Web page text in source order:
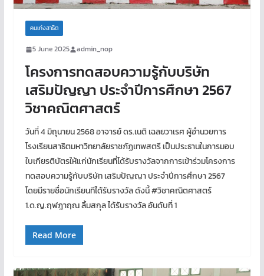
คนเก่งสาธิต
5 June 2025 admin_nop
โครงการทดสอบความรู้กับบริษัท
เสริมปัญญา ประจำปีการศึกษา 2567
วิชาคณิตศาสตร์
วันที่ 4 มิถุนายน 2568 อาจารย์ ดร.เนติ เฉลยวาเรศ ผู้อำนวยการ
โรงเรียนสาธิตมหาวิทยาลัยราชภัฏเทพสตรี เป็นประธานในการมอบ
ใบเกียรติบัตรให้แก่นักเรียนที่ได้รับรางวัลจากการเข้าร่วมโครงการ
ทดสอบความรู้กับบริษัท เสริมปัญญา ประจำปีการศึกษา 2567
โดยมีรายชื่อนักเรียนทีได้รับรางวัล ดังนี้ #วิชาคณิตศาสตร์
1.ด.ญ.ฤฬฎาฤณ ลิ้มสกุล ได้รับรางวัล อันดับที่ 1
Read More